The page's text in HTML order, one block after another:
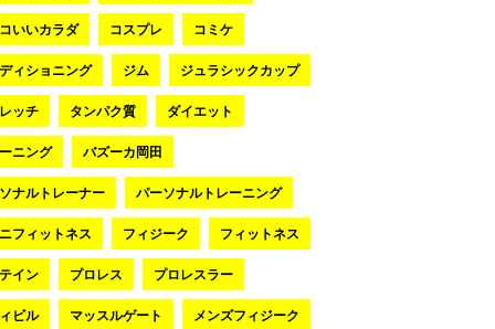
いいカラダ コスプレ コミケ
ィショニング ジム ジュラシックカップ
ッチ タンパク質 ダイエット
ニング バズーカ岡田
ナルトレーナー パーソナルトレーニング
フィットネス フィジーク フィットネス
イン プロレス プロレスラー
ビル マッスルゲート メンズフィジーク